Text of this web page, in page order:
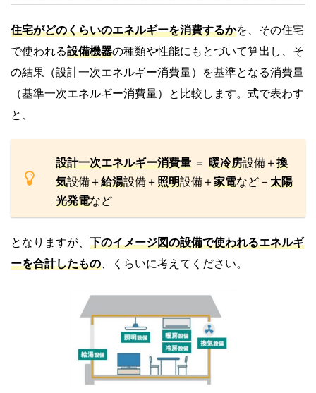
住宅がどのくらいのエネルギーを消費するかを、その住宅
で使われる設備機器の種類や性能にもとづいて算出し、そ
の結果（設計一次エネルギー消費量）を基準となる消費量
（基準一次エネルギー消費量）と比較します。式で表わす
と、
設計一次エネルギー消費量 ＝ 暖冷房設備＋換
気設備＋給湯設備＋照明設備＋家電など－ 太陽
光発電など
となりますが、 下のイメージ図の設備で使われるエネルギ
ーを合計したもの、くらいに考えてください。